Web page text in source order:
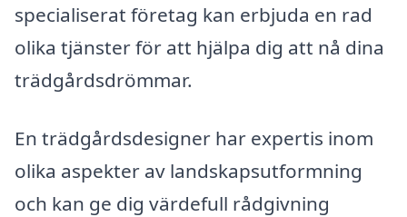
specialiserat företag kan erbjuda en rad
olika tjänster för att hjälpa dig att nå dina
trädgårdsdrömmar.
En trädgårdsdesigner har expertis inom
olika aspekter av landskapsutformning
och kan ge dig värdefull rådgivning